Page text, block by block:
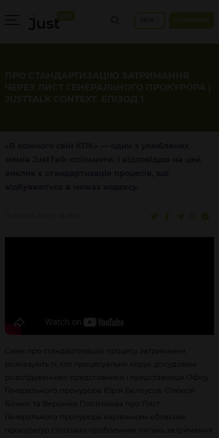
Саме про стандартизацію процесу затримання
розказують ті, хто процесуально керує досудовим
розслідуванням: представники і представниця Офісу
Генерального прокурора Юрій Бєлоусов, Олексій
Бонюк та Вероніка Плотнікова про Лист
Генерального прокурора керівникам обласних
прокуратур стосовно проблемних питань затримання.